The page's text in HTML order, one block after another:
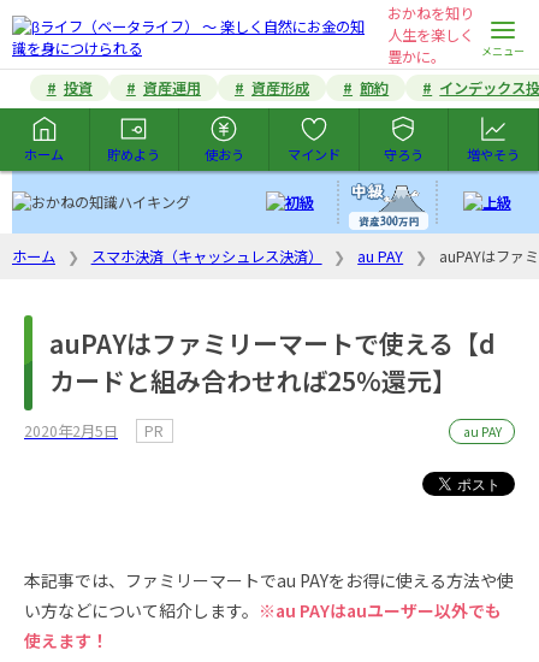
おかねを知り
人生を楽しく未来を
豊かに。
投資
資産運用 資産形成 節約 インデックス
ホーム 貯めよう 使おう マインド 守ろう 増やそう
ホーム スマホ決済（キャッシュレス決済） au PAY auPAYはファ
auPAYはファミリーマートで使える【d
カードと組み合わせれば25%還元】
2020年2月5日 PR au PAY
本記事では、ファミリーマートでau PAYをお得に使える方法や使
い方などについて紹介します。 ※au PAYはauユーザー以外でも
使えます！